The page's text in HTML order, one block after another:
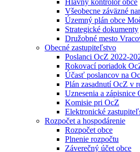
Hlavný kontrolór obce
Všeobecne záväzné
Územný plán obce
Strategické dokumenty
Družobné mesto
Obecné zastupiteľstvo
Poslanci OcZ 2022-
Rokovací poriadok
Účasť poslancov na
Plán zasadnutí OcZ v
Uznesenia a zápisnice
Komisie pri OcZ
Elektronické
Rozpočet a hospodárenie
Rozpočet obce
Plnenie rozpočtu
Záverečný účet obce